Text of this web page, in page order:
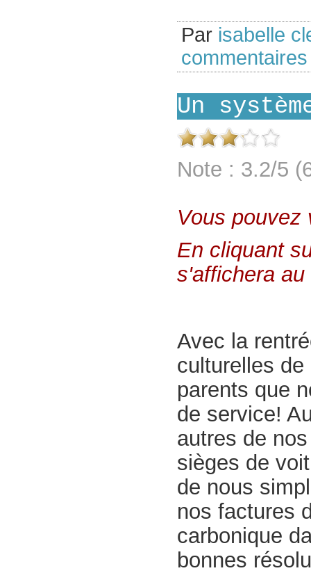
Par isabelle
commentaires
Un
Note : 3.2/5
Vous pouvez
En cliquant
s'affichera
Avec la
culturelles
parents que
de service!
autres de
sièges de
de nous
nos factures
carbonique
bonnes